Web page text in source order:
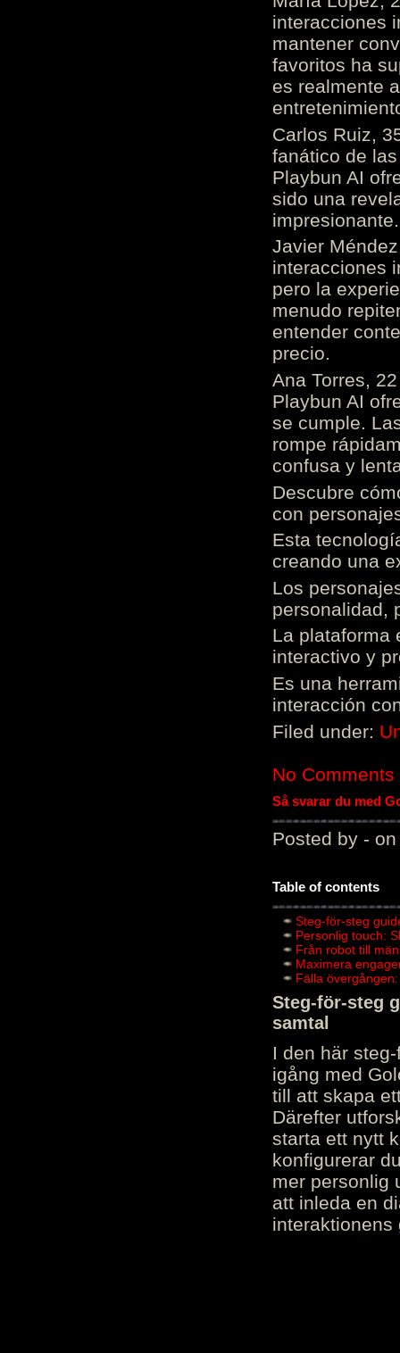
interacciones
mantener
favoritos ha
es realmente
Carlos Ruiz,
fanático de
Playbun AI
sido una
Javier
interacciones
pero la
menudo
entender
precio.
Ana Torres,
Playbun AI
se cumple.
rompe
confusa y
Descubre
con
Esta
creando una
Los
personalidad,
La plataforma
interactivo y
Es una
interacción
Filed under:
No Comments
Så svarar du med
Posted by - on
Table of contents
Steg-för-steg
Personlig touch:
Från robot till
Maximera
Fälla
Steg-för-steg
samtal
I den här
igång med
till att skapa
Därefter
starta ett nytt
konfigurerar
mer personlig
att inleda en
interaktionens